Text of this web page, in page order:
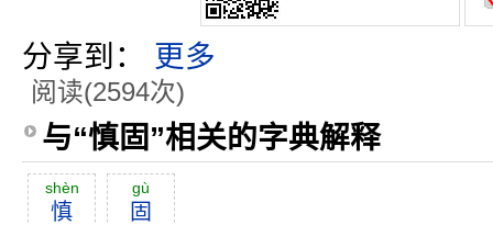
分享到： 更多
阅读(2594次)
与“慎固”相关的字典解释
shèn
慎
gù
固